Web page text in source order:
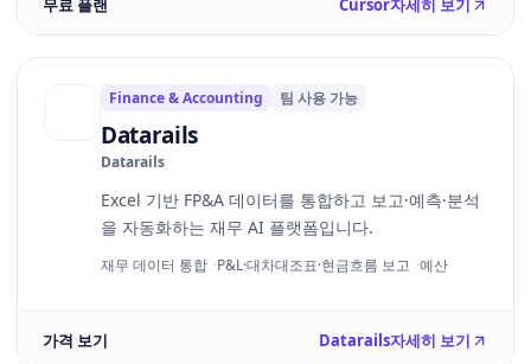
무료 플랜 Cursor자세히 보기
Finance & Accounting 팀 사용 가능
Datarails
Datarails
Excel 기반 FP&A 데이터를 통합하고 보고·예측·분석
을 자동화하는 재무 AI 플랫폼입니다.
재무 데이터 통합 P&L·대차대조표·현금흐름 보고 예산
가격 보기 Datarails자세히 보기